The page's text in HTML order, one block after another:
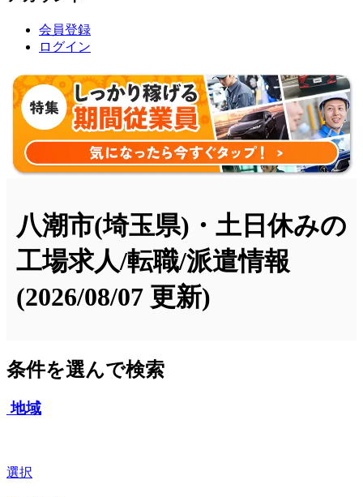
会員登録
ログイン
八潮市(埼玉県)・土日休みの
工場求人/転職/派遣情報
(2026/08/07 更新)
条件を選んで検索
地域
選択